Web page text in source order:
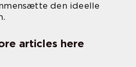
den ideelle
articles here